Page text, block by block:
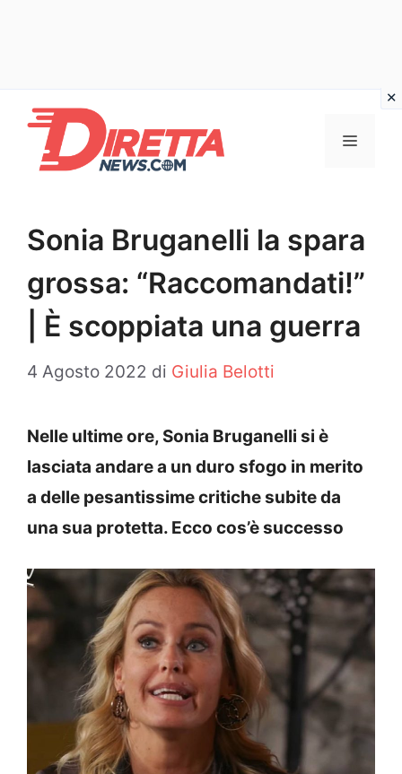
contenuto
Menu
Sonia Bruganelli la spara
grossa: “Raccomandati!”
| È scoppiata una guerra
4 Agosto 2022 di Giulia Belotti
Nelle ultime ore, Sonia Bruganelli si è
lasciata andare a un duro sfogo in merito
a delle pesantissime critiche subite da
una sua protetta. Ecco cos’è successo